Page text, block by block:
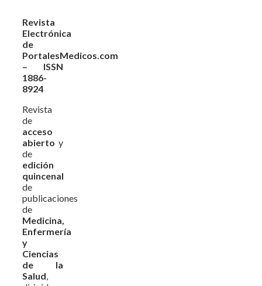
Revista
Electrónica
de
PortalesMedicos.com
– ISSN
1886-
8924
Revista
de
acceso
abierto y
de
edición
quincenal
de
publicaciones
de
Medicina,
Enfermería
y
Ciencias
de la
Salud,